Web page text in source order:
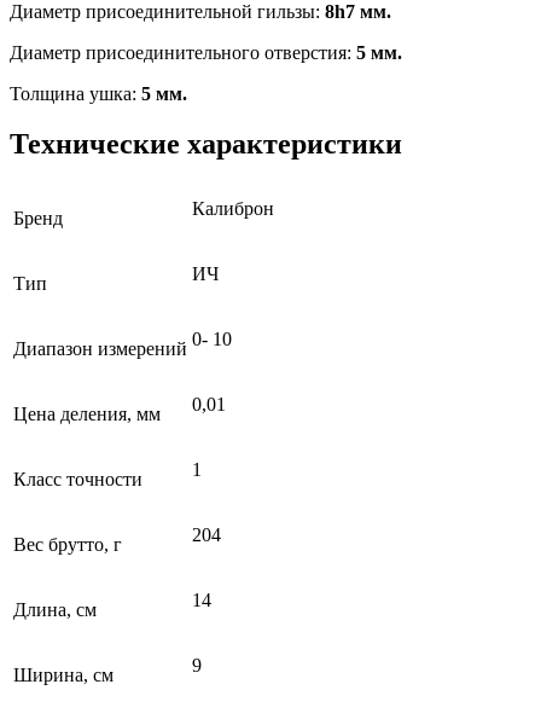
Диаметр присоединительной гильзы: 8h7 мм.
Диаметр присоединительного отверстия: 5 мм.
Толщина ушка: 5 мм.
Технические характеристики
Бренд Калиброн
Тип ИЧ
Диапазон измерений 0- 10
Цена деления, мм 0,01
Класс точности 1
Вес брутто, г 204
Длина, см 14
Ширина, см 9